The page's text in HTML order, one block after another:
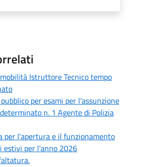
Istruttore Tecnico tempo
per esami per l'assunzione
n. 1 Agente di Polizia
per l'apertura e il funzionamento
per l'anno 2026